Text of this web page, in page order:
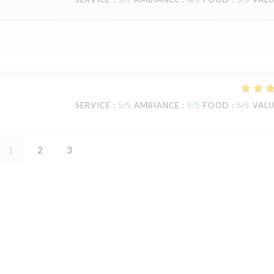
SERVICE : 5/5 AMBIANCE : 5/5 FOOD : 5/5
1 2 3